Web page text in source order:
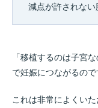
減点が許されない
「移植するのは子宮
で妊娠につながるので
これは非常によくいた